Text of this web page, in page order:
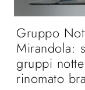
Gruppo
Mirandola:
gruppi
rinomato